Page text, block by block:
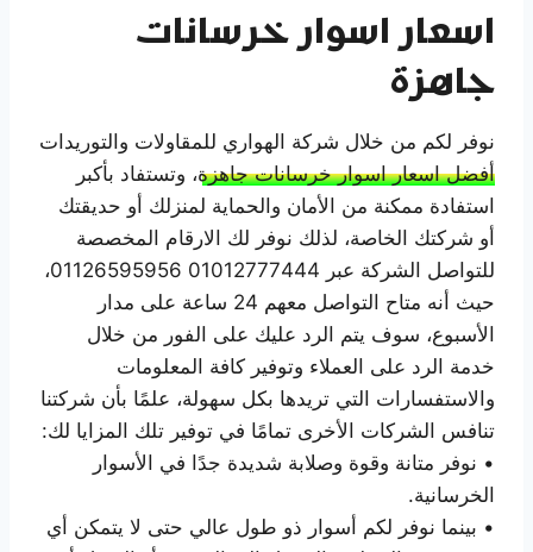
اسعار اسوار خرسانات
جاهزة
نوفر لكم من خلال شركة الهواري للمقاولات والتوريدات
أفضل اسعار اسوار خرسانات جاهزة، وتستفاد بأكبر
استفادة ممكنة من الأمان والحماية لمنزلك أو حديقتك
أو شركتك الخاصة، لذلك نوفر لك الارقام المخصصة
للتواصل الشركة عبر 01012777444 01126595956،
حيث أنه متاح التواصل معهم 24 ساعة على مدار
الأسبوع، سوف يتم الرد عليك على الفور من خلال
خدمة الرد على العملاء وتوفير كافة المعلومات
والاستفسارات التي تريدها بكل سهولة، علمًا بأن شركتنا
تنافس الشركات الأخرى تمامًا في توفير تلك المزايا لك:
• نوفر متانة وقوة وصلابة شديدة جدًا في الأسوار
الخرسانية.
• بينما نوفر لكم أسوار ذو طول عالي حتى لا يتمكن أي